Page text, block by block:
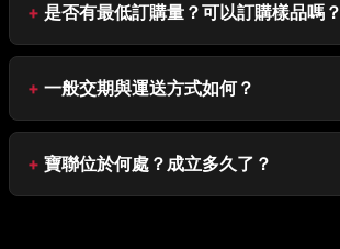
是否有最低訂購量？可以訂購樣品嗎？
一般交期與運送方式如何？
寶聯位於何處？成立多久了？